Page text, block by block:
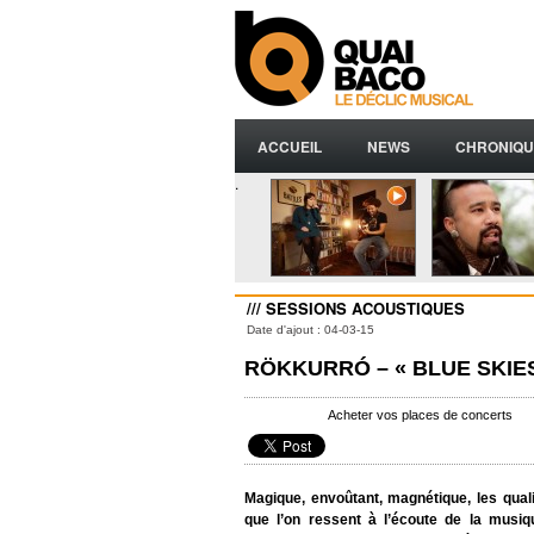
ACCUEIL NEWS
.
/// SESSIONS ACOUSTIQUES
Date d'ajout : 04-03-15
RÖKKURRÓ – « BLUE
Acheter vos places de concerts
Magique, envoûtant, magnétique, les
que l’on ressent à l’écoute de la